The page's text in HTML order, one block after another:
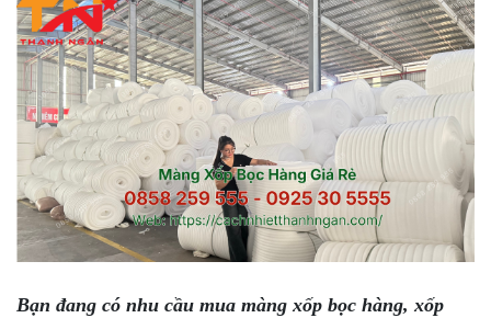
Bạn đang có nhu cầu mua màng xốp bọc hàng, xốp